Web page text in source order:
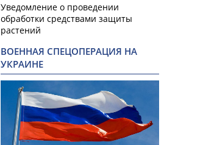
Уведомление о проведении
обработки средствами защиты
растений
ВОЕННАЯ СПЕЦОПЕРАЦИЯ НА
УКРАИНЕ